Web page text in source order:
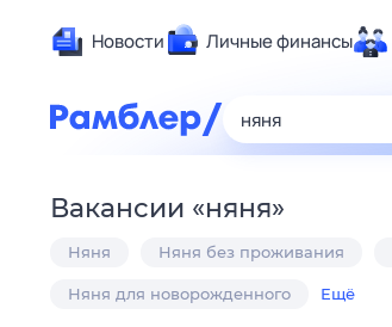
Новости Личные финансы
Вакансии «няня»
Няня Няня без проживания
Няня для новорожденного Ещё